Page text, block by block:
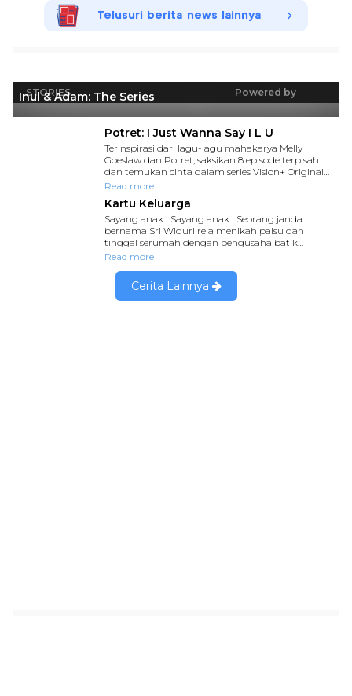
Telusuri berita news lainnya